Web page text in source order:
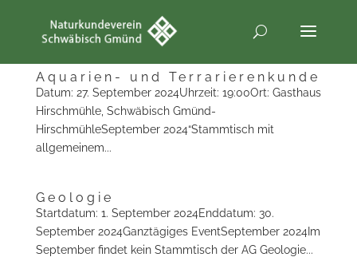
Aquarien- und Terrarierenkunde
Datum: 27. September 2024Uhrzeit: 19:00Ort: Gasthaus
Hirschmühle, Schwäbisch Gmünd-
HirschmühleSeptember 2024“Stammtisch mit
allgemeinem...
Geologie
Startdatum: 1. September 2024Enddatum: 30.
September 2024Ganztägiges EventSeptember 2024Im
September findet kein Stammtisch der AG Geologie...